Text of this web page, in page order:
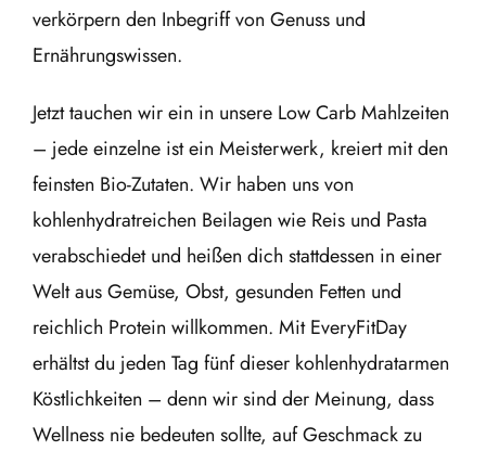
verkörpern den Inbegriff von Genuss und
Ernährungswissen.
Jetzt tauchen wir ein in unsere Low Carb Mahlzeiten
– jede einzelne ist ein Meisterwerk, kreiert mit den
feinsten Bio-Zutaten. Wir haben uns von
kohlenhydratreichen Beilagen wie Reis und Pasta
verabschiedet und heißen dich stattdessen in einer
Welt aus Gemüse, Obst, gesunden Fetten und
reichlich Protein willkommen. Mit EveryFitDay
erhältst du jeden Tag fünf dieser kohlenhydratarmen
Köstlichkeiten – denn wir sind der Meinung, dass
Wellness nie bedeuten sollte, auf Geschmack zu